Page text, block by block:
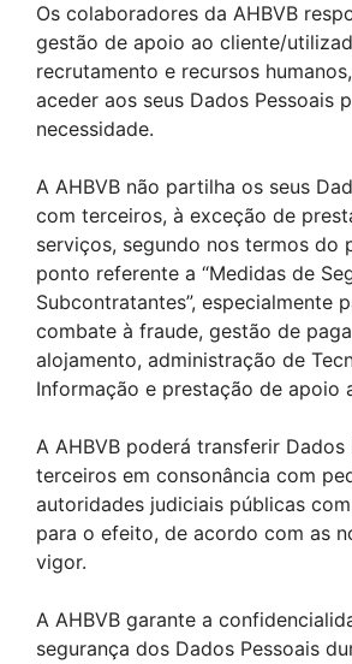
Os colaboradores da AHBVB
gestão de apoio ao cliente/
recrutamento e recursos
aceder aos seus Dados Pessoais
necessidade.
A AHBVB não partilha os seus
com terceiros, à exceção de
serviços, segundo nos termos do
ponto referente a “Medidas de
Subcontratantes”, especialmente
combate à fraude, gestão de
alojamento, administração de
Informação e prestação de apoio
A AHBVB poderá transferir Dados
terceiros em consonância com
autoridades judiciais públicas
para o efeito, de acordo com as
vigor.
A AHBVB garante a
segurança dos Dados Pessoais